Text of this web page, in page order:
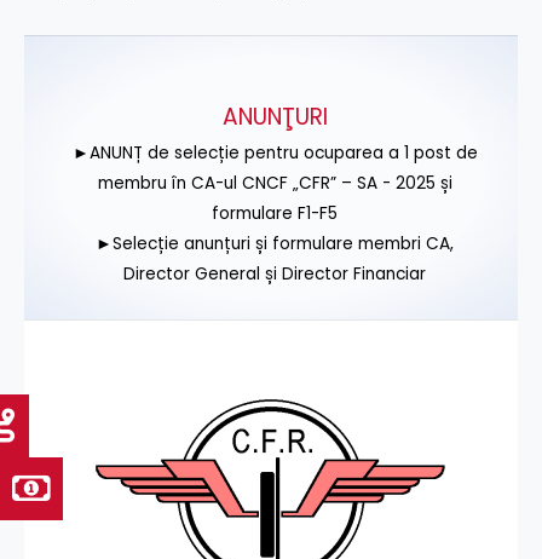
ANUNŢURI
►ANUNȚ de selecție pentru ocuparea a 1 post de
membru în CA-ul CNCF „CFR” – SA - 2025 și
formulare F1-F5
►Selecție anunțuri și formulare membri CA,
Director General și Director Financiar